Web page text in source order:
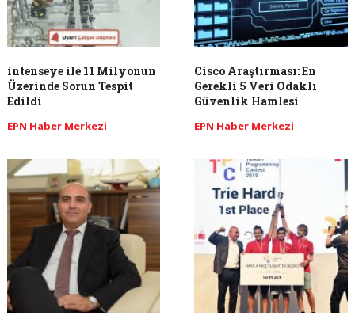
intenseye ile 11 Milyonun
Üzerinde Sorun Tespit
Edildi
EPN Haber Merkezi
Cisco Araştırması: En
Gerekli 5 Veri Odaklı
Güvenlik Hamlesi
EPN Haber Merkezi